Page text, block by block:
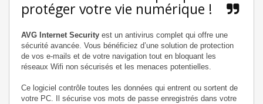
protéger votre vie numérique !
AVG Internet Security est un antivirus complet qui offre une
sécurité avancée. Vous bénéficiez d’une solution de protection
de vos e-mails et de votre navigation tout en bloquant les
réseaux Wifi non sécurisés et les menaces potentielles.
Ce logiciel contrôle toutes les données qui entrent ou sortent de
votre PC. Il sécurise vos mots de passe enregistrés dans votre